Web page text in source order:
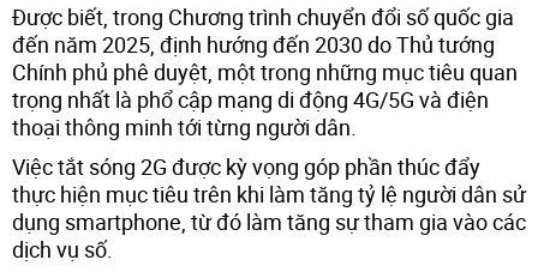
Được biết, trong Chương trình chuyển đổi số quốc gia
đến năm 2025, định hướng đến 2030 do Thủ tướng
Chính phủ phê duyệt, một trong những mục tiêu quan
trọng nhất là phổ cập mạng di động 4G/5G và điện
thoại thông minh tới từng người dân.
Việc tắt sóng 2G được kỳ vọng góp phần thúc đẩy
thực hiện mục tiêu trên khi làm tăng tỷ lệ người dân sử
dụng smartphone, từ đó làm tăng sự tham gia vào các
dịch vụ số.